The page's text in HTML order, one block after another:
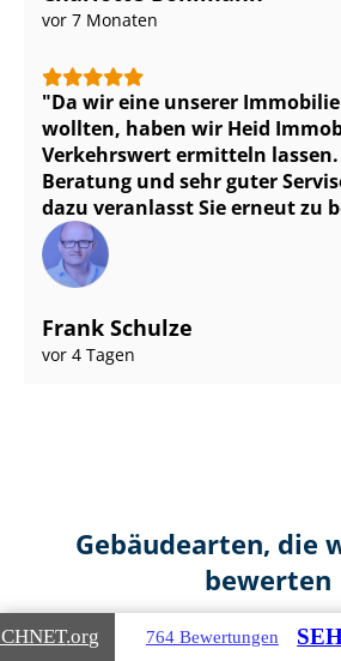
vor 7 Monaten
Da wir eine unserer
wollten, haben wir Heid
Verkehrswert ermitteln
Beratung und sehr guter
dazu veranlasst Sie erneut zu
Frank Schulze
vor 4 Tagen
Gebäudearten, die
bewerten
.org 764 Bewertungen